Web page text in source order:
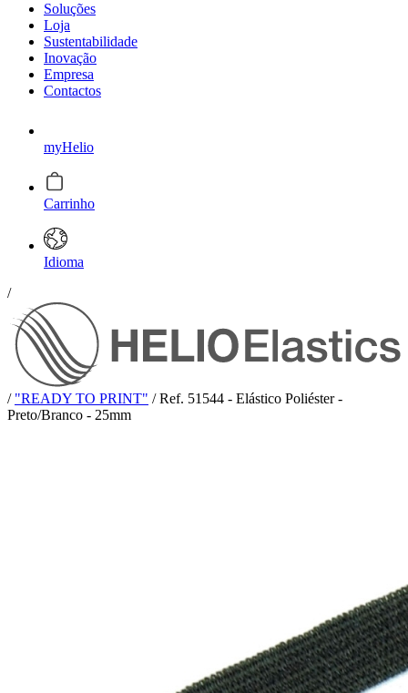
Soluções
Loja
Sustentabilidade
Inovação
Empresa
Contactos
myHelio
Carrinho
Idioma
/
/ "READY TO PRINT" / Ref. 51544 - Elástico Poliéster -
Preto/Branco - 25mm